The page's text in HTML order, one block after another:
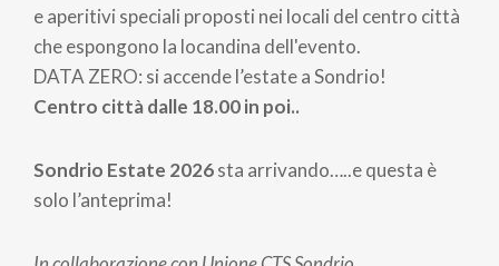
e aperitivi speciali proposti nei locali del centro città
che espongono la locandina dell'evento.
DATA ZERO: si accende l’estate a Sondrio!
Centro città dalle 18.00 in poi..
Sondrio Estate 2026sta arrivando…..e questa è
solo l’anteprima!